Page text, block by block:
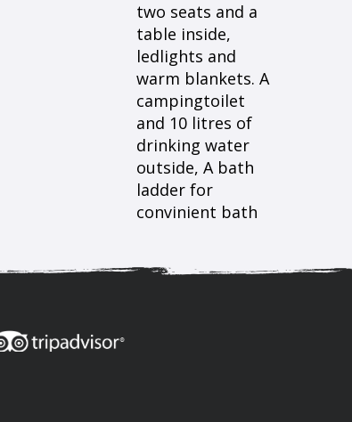
two seats and a
table inside,
ledlights and
warm blankets. A
campingtoilet
and 10 litres of
drinking water
outside, A bath
ladder for
convinient bath